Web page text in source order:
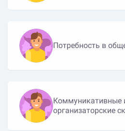
Потребность в
Коммуникативные
организаторские